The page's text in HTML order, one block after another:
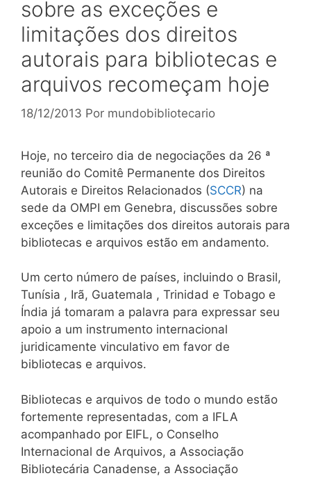
sobre as exceções e
limitações dos direitos
autorais para bibliotecas e
arquivos recomeçam hoje
18/12/2013 Por mundobibliotecario
Hoje, no terceiro dia de negociações da 26 ª
reunião do Comitê Permanente dos Direitos
Autorais e Direitos Relacionados (SCCR) na
sede da OMPI em Genebra, discussões sobre
exceções e limitações dos direitos autorais para
bibliotecas e arquivos estão em andamento.
Um certo número de países, incluindo o Brasil,
Tunísia , Irã, Guatemala , Trinidad e Tobago e
Índia já tomaram a palavra para expressar seu
apoio a um instrumento internacional
juridicamente vinculativo em favor de
bibliotecas e arquivos.
Bibliotecas e arquivos de todo o mundo estão
fortemente representadas, com a IFLA
acompanhado por EIFL, o Conselho
Internacional de Arquivos, a Associação
Bibliotecária Canadense, a Associação